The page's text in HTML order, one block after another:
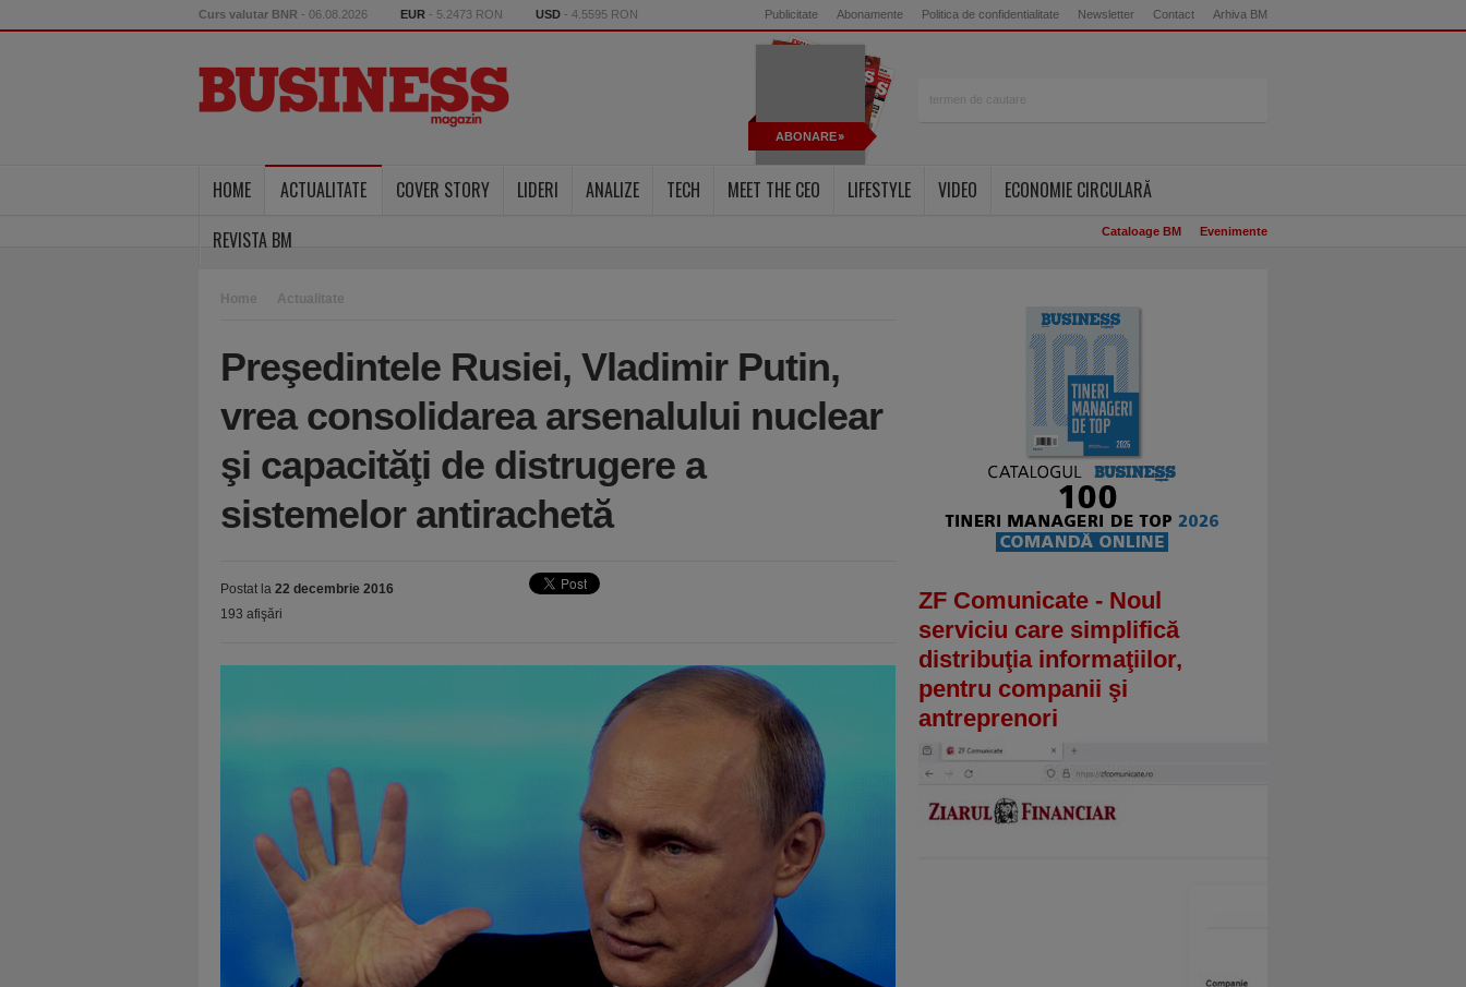
Curs valutar BNR - 06.08.2026 EUR - 5.2473 RON USD - 4.5595 RON Publicitate Abonamente Politica de confidentialitate Newsletter Contact Arhiva BM
ABONARE
HOME ACTUALITATE COVER STORY LIDERI ANALIZE TECH MEET THE CEO LIFESTYLE VIDEO
ECONOMIE CIRCULARĂ
REVISTA BM
Cataloage BM Evenimente
Home Actualitate
Preşedintele Rusiei, Vladimir Putin,
vrea consolidarea arsenalului nuclear
şi capacităţi de distrugere a
sistemelor antirachetă
Postat la 22 decembrie 2016
193 afişări
ZF Comunicate - Noul
serviciu care simplifică
distribuţia informaţiilor,
pentru companii şi
antreprenori